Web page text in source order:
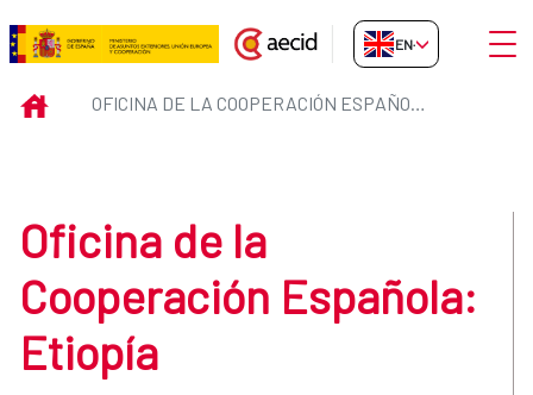
Skip to Main Content
Oficina de la Cooperación
EN-GB
INICIO OFICINA DE LA COOPERACIÓN ESPAÑOLA: ETIOPÍA
Oficina de la
Cooperación Española:
Etiopía